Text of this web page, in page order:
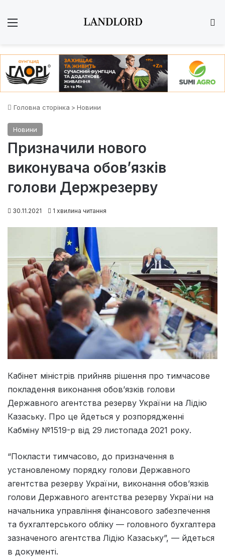
Головна сторінка > Новини
Новини
Призначили нового
виконувача обов’язків
голови Держрезерву
30.11.2021 1 хвилина читання
Кабінет міністрів прийняв рішення про тимчасове
покладення виконання обов’язків голови
Державного агентства резерву України на Лідію
Казаську. Про це йдеться у розпорядженні
Кабміну №1519-р від 29 листопада 2021 року.
“Покласти тимчасово, до призначення в
установленому порядку голови Державного
агентства резерву України, виконання обов’язків
голови Державного агентства резерву України на
начальника управління фінансового забезпечення
та бухгалтерського обліку — головного бухгалтера
зазначеного агентства Лідію Казаську”, — йдеться
в документі.